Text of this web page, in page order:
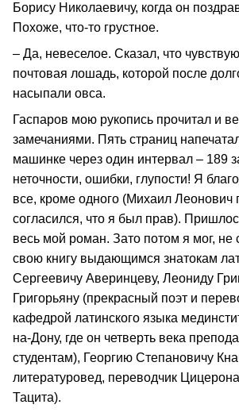
Борису Николаевичу, когда он
Похоже, что-то грустное.
– Да, невеселое. Сказал, что
почтовая лошадь, которой после
насыпали овса.
Гаспаров мою рукопись прочитал и
замечаниями. Пять страниц
машинке через один интервал – 189
неточности, ошибки, глупости! Я
все, кроме одного (Михаил Леонович
согласился, что я был прав).
весь мой роман. Зато потом я мог, не
свою книгу выдающимся знатокам
Сергеевичу Аверинцеву, Леониду
Григорьяну (прекрасный поэт и
кафедрой латинского языка
на-Дону, где он четверть века
студентам), Георгию Степановичу
литературовед, переводчик
Тацита).